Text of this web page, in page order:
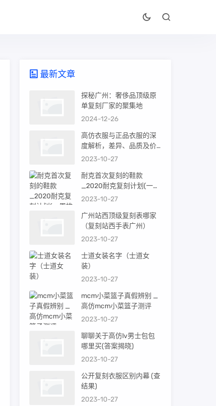
最新文章
探秘广州：奢侈品顶级原
单复刻厂家的聚集地
2024-12-26
高仿衣服与正品衣服的深
度解析，差异、品质及价
值
2023-10-27
耐克首次复刻的鞋款
_2020耐克复刻计划(一周
推荐)
2023-10-27
广州站西顶级复刻表哪家
（复刻站西手表广州）
2023-10-27
士道女装名字（士道女
装）
2023-10-27
mcm小菜篮子真假辨别 _
高仿mcm小菜篮子测评
2023-10-27
聊聊关于高仿lv男士包包
哪里买(答案揭晓)
2023-10-27
公开复刻衣服区别内幕 (查
结果)
2023-10-27